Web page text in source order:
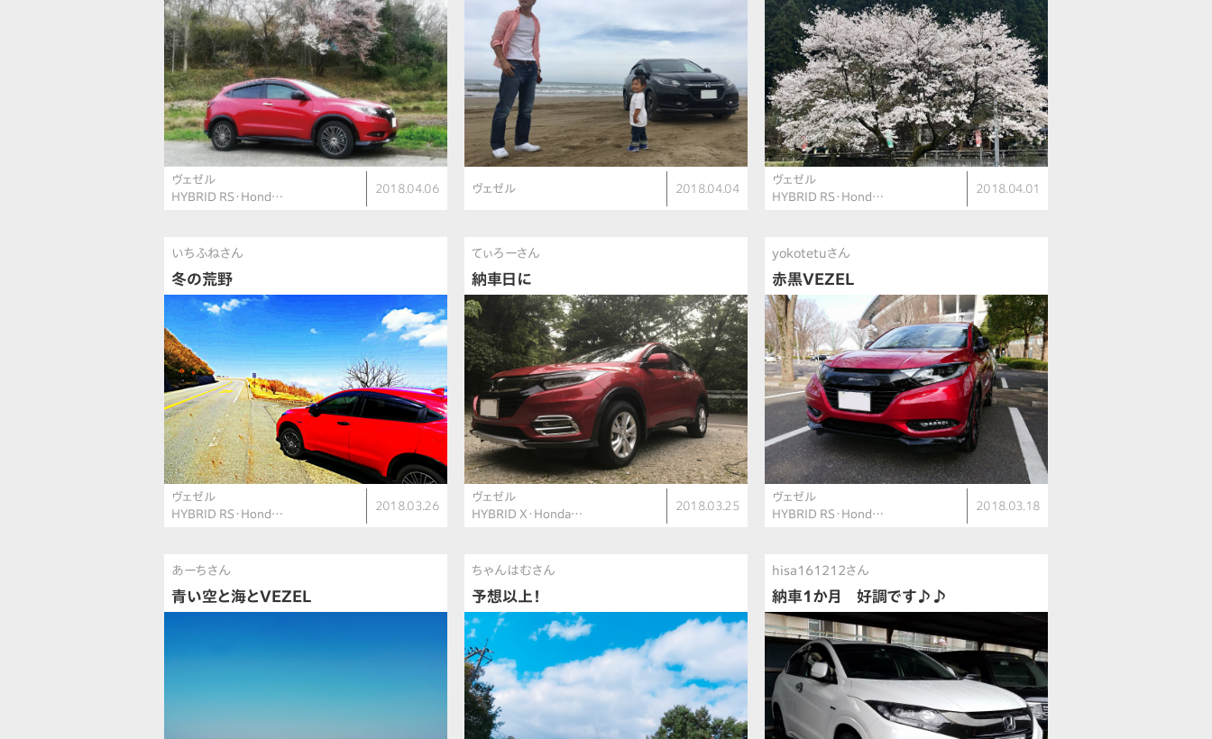
ヴェゼル
HYBRID RS・Hond…
2018.04.06 ヴェゼル 2018.04.04
ヴェゼル
HYBRID RS・Hond…
2018.04.01
いちふねさん
冬の荒野
ヴェゼル
HYBRID RS・Hond…
2018.03.26
てぃろーさん
納車日に
ヴェゼル
HYBRID X・Honda…
2018.03.25
yokotetuさん
赤黒VEZEL
ヴェゼル
HYBRID RS・Hond…
2018.03.18
あーちさん
青い空と海とVEZEL
ちゃんはむさん
予想以上！
hisa161212さん
納車1か月 好調です♪♪